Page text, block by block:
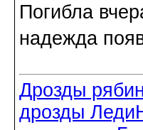
Погибла
надежда
Дрозды
дрозды